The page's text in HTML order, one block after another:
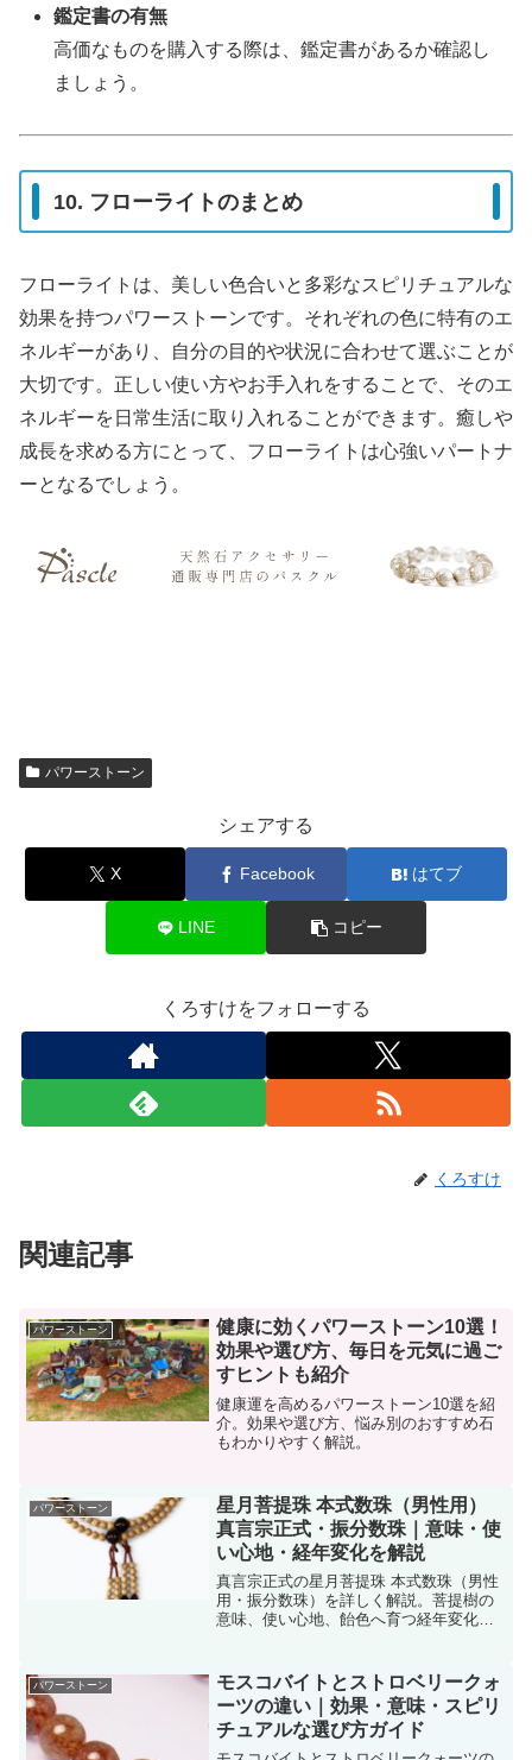
鑑定書の有無
高価なものを購入する際は、鑑定書があるか確認し
ましょう。
10. フローライトのまとめ
フローライトは、美しい色合いと多彩なスピリチュアルな
効果を持つパワーストーンです。それぞれの色に特有のエ
ネルギーがあり、自分の目的や状況に合わせて選ぶことが
大切です。正しい使い方やお手入れをすることで、そのエ
ネルギーを日常生活に取り入れることができます。癒しや
成長を求める方にとって、フローライトは心強いパートナ
ーとなるでしょう。
パワーストーン
シェアする
X Facebook はてブ
LINE コピー
くろすけをフォローする
くろすけ
関連記事
パワーストーン
健康に効くパワーストーン10選！
効果や選び方、毎日を元気に過ご
すヒントも紹介
健康運を高めるパワーストーン10選を紹
介。効果や選び方、悩み別のおすすめ石
もわかりやすく解説。
パワーストーン
星月菩提珠 本式数珠（男性用）
真言宗正式・振分数珠｜意味・使
い心地・経年変化を解説
真言宗正式の星月菩提珠 本式数珠（男性
用・振分数珠）を詳しく解説。菩提樹の
意味、使い心地、飴色へ育つ経年変化ま
パワーストーン
モスコバイトとストロベリークォ
ーツの違い｜効果・意味・スピリ
チュアルな選び方ガイド